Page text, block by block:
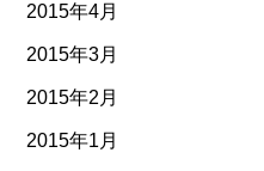
2015年4月
2015年3月
2015年2月
2015年1月